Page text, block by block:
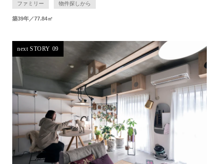
ファミリー 物件探しから
築39年／77.84㎡
next STORY 09